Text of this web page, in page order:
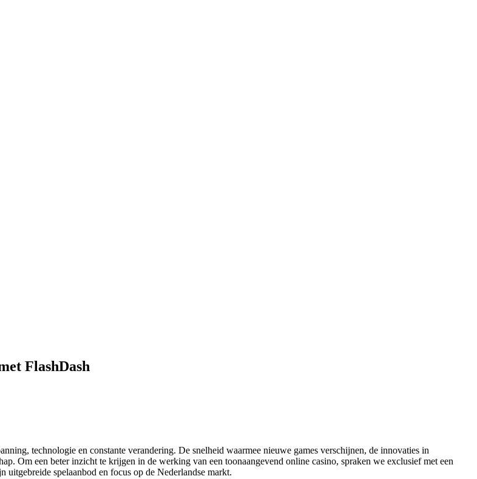
FlashDash
technologie en constante verandering. De snelheid waarmee nieuwe games verschijnen, de innovaties in
Om een beter inzicht te krijgen in de werking van een toonaangevend online casino, spraken we exclusief met een
uitgebreide spelaanbod en focus op de Nederlandse markt.